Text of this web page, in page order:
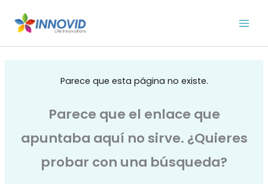
Parece que esta página no existe.
Parece que el enlace que
apuntaba aquí no sirve. ¿Quieres
probar con una búsqueda?